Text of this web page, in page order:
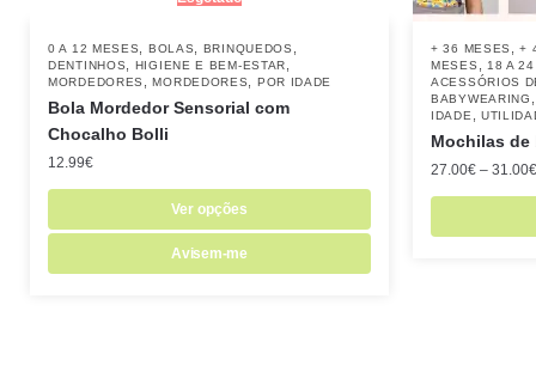
0 A 12 MESES BOLAS BRINQUEDOS
DENTINHOS HIGIENE E BEM-ESTAR
MORDEDORES ,MORDEDORES POR IDADE
Bola Mordedor Sensorial com
Chocalho Bolli
12.99€
Ver opções
Avisem-me
+ 36 MESES ,+
MESES
18 A
ACESSÓRIOS
BABYWEARING
IDADE
Mochilas de
27.00€ – 31.00€